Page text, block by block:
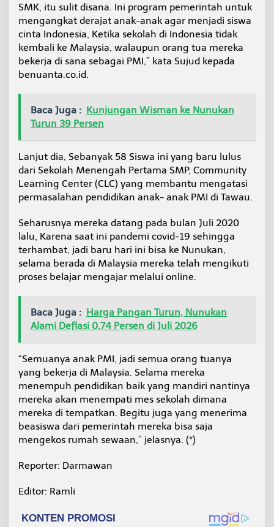
SMK, itu sulit disana. Ini program pemerintah untuk
mengangkat derajat anak-anak agar menjadi siswa
cinta Indonesia, Ketika sekolah di Indonesia tidak
kembali ke Malaysia, walaupun orang tua mereka
bekerja di sana sebagai PMI,” kata Sujud kepada
benuanta.co.id.
Baca Juga : Kunjungan Wisman ke Nunukan
Turun 39 Persen
Lanjut dia, Sebanyak 58 Siswa ini yang baru lulus
dari Sekolah Menengah Pertama SMP, Community
Learning Center (CLC) yang membantu mengatasi
permasalahan pendidikan anak- anak PMI di Tawau.
Seharusnya mereka datang pada bulan Juli 2020
lalu, Karena saat ini pandemi covid-19 sehingga
terhambat, jadi baru hari ini bisa ke Nunukan,
selama berada di Malaysia mereka telah mengikuti
proses belajar mengajar melalui online.
Baca Juga : Harga Pangan Turun, Nunukan
Alami Deflasi 0,74 Persen di Juli 2026
“Semuanya anak PMI, jadi semua orang tuanya
yang bekerja di Malaysia. Selama mereka
menempuh pendidikan baik yang mandiri nantinya
mereka akan menempati mes sekolah dimana
mereka di tempatkan. Begitu juga yang menerima
beasiswa dari pemerintah mereka bisa saja
mengekos rumah sewaan,” jelasnya. (*)
Reporter: Darmawan
Editor: Ramli